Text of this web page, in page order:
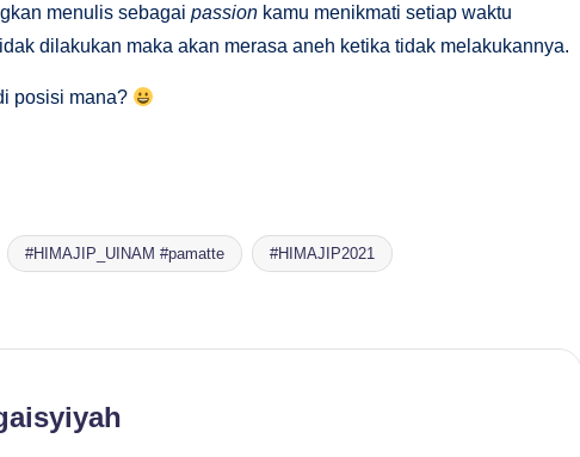
menulis sebagai passion kamu menikmati setiap waktu
dilakukan maka akan merasa aneh ketika tidak melakukannya.
posisi mana?
#HIMAJIP_UINAM #pamatte #HIMAJIP2021